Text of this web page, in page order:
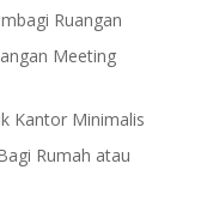
Ruangan
Meeting
Kantor Minimalis
Rumah atau